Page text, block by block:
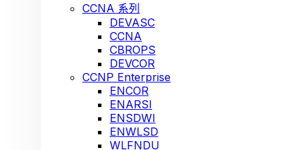
CCNA 系列
DEVASC
CCNA
CBROPS
DEVCOR
CCNP Enterprise
ENCOR
ENARSI
ENSDWI
ENWLSD
WLFNDU